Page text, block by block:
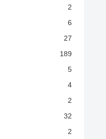
2
6
27
189
5
4
2
32
2